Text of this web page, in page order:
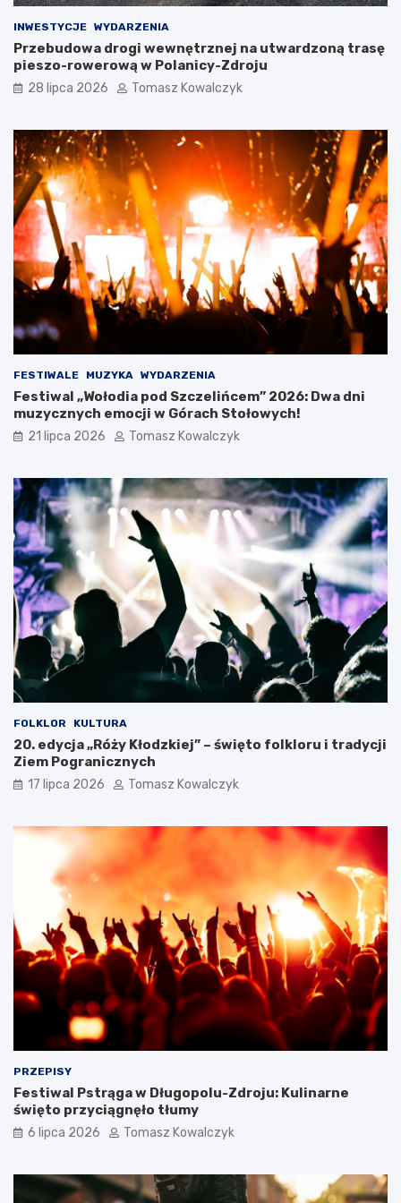
a
t
u
y
s
ó
w
p
o
d
c
z
a
s
D
o
n
l
ą
s
k
g
o
O
t
w
a
r
c
i
a
W
a
k
a
c
j
i
a
ł
w
r
a
z
e
p
o
d
c
z
a
s
D
n
P
s
k
i
c
INWESTYCJE WYDARZENIA
Przebudowa drogi wewnętrznej na utwardzoną trasę
pieszo-rowerową w Polanicy-Zdroju
28 lipca 2026 Tomasz Kowalczyk
FESTIWALE MUZYKA WYDARZENIA
Festiwal „Wołodia pod Szczelińcem” 2026: Dwa dni
muzycznych emocji w Górach Stołowych!
21 lipca 2026 Tomasz Kowalczyk
FOLKLOR KULTURA
20. edycja „Róży Kłodzkiej” – święto folkloru i tradycji
Ziem Pogranicznych
17 lipca 2026 Tomasz Kowalczyk
PRZEPISY
Festiwal Pstrąga w Długopolu-Zdroju: Kulinarne
święto przyciągnęło tłumy
6 lipca 2026 Tomasz Kowalczyk